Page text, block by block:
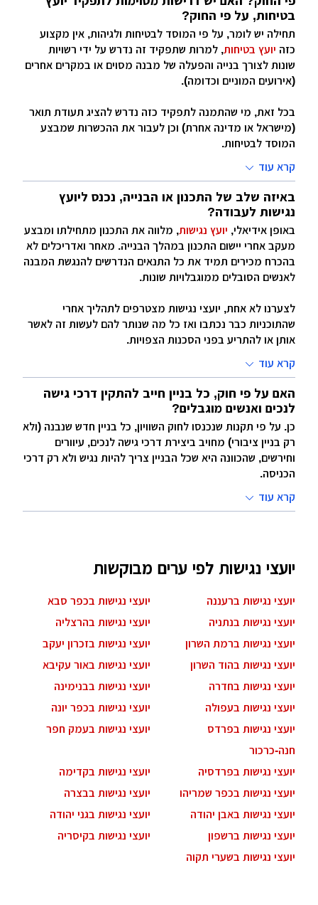
בטיחות, על פי החוק?
תחילה יש לומר, על פי המוסד לבטיחות ולגיהות, אין מקצוע
כזה יועץ בטיחות, למרות שתפקיד זה נדרש על ידי רשויות
שונות לצורך בנייה והפעלה של מבנה מסוים או במקרים אחרים
(אירועים המוניים וכדומה).
בכל זאת, מי שהתמנה לתפקיד כזה נדרש להציג תעודת תואר
(מישראל או מדינה אחרת) וכן לעבור את ההכשרות שמבצע
המוסד לבטיחות.
קרא עוד
באיזה שלב של התכנון או הבנייה, נכנס ליועץ
נגישות לעבודה?
באופן אידיאלי, יועץ נגישות, מלווה את התכנון מתחילתו ומבצע
מעקב אחרי יישום התכנון במהלך הבנייה. מאחר ואדריכלים לא
בהכרח מכירים תמיד את כל התנאים הנדרשים להנגשת המבנה
לאנשים הסובלים ממוגבלויות שונות.
לצערנו לא אחת, יועצי נגישות מצטרפים לתהליך אחרי
שהתוכניות כבר נכתבו ואז כל מה שנותר להם לעשות זה לאשר
אותן או להתריע בפני הסכנות הצפויות.
קרא עוד
האם על פי חוק, כל בניין חייב להתקין דרכי גישה
לנכים ואנשים מוגבלים?
כן. על פי תקנות שנכנסו לחוק השוויון, כל בניין חדש שנבנה (ולא
רק בניין ציבורי) מחויב ביצירת דרכי גישה לנכים, עיוורים
וחירשים, שהכוונה היא שכל הבניין צריך להיות נגיש ולא רק דרכי
הכניסה.
קרא עוד
יועצי נגישות לפי ערים מבוקשות
יועצי נגישות ברעננה
יועצי נגישות בכפר סבא
יועצי נגישות בנתניה
יועצי נגישות בהרצליה
יועצי נגישות ברמת השרון
יועצי נגישות בזכרון יעקב
יועצי נגישות בהוד השרון
יועצי נגישות באור עקיבא
יועצי נגישות בחדרה
יועצי נגישות בבנימינה
יועצי נגישות בעפולה
יועצי נגישות בכפר יונה
יועצי נגישות בפרדס
חנה-כרכור
יועצי נגישות בעמק חפר
יועצי נגישות בפרדסיה
יועצי נגישות בקדימה
יועצי נגישות בכפר שמריהו
יועצי נגישות בבצרה
יועצי נגישות באבן יהודה
יועצי נגישות בגני יהודה
יועצי נגישות ברשפון
יועצי נגישות בקיסריה
יועצי נגישות בשערי תקוה